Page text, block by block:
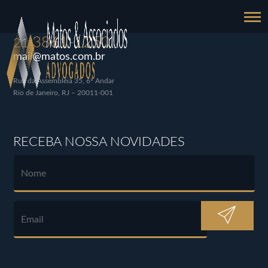
213861-1250
mail@matos.com.br
Rua da Assembléia 35, 6º Andar
Rio de Janeiro, RJ – 20011-001
RECEBA NOSSA NOVIDADES